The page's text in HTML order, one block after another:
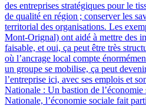
des entreprises stratégiques pour le
de qualité en région ; conserver les
territorial des organisations. Les
Mont-Orignal) ont aidé à mettre des
faisable, et oui, ça peut être très
où l’ancrage local compte
un groupe se mobilise, ça peut
l’entreprise ici, avec ses emplois et
Nationale : Un bastion de
Nationale, l’économie sociale fait